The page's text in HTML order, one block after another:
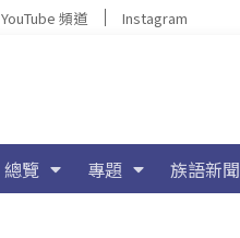
YouTube 頻道 Instagram
總覽 專題 族語新聞